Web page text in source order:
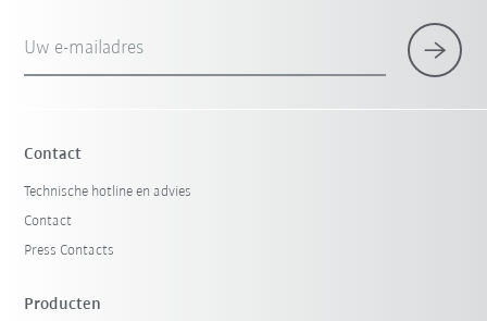
Uw e-mailadres
Contact
Technische hotline en advies
Contact
Press Contacts
Producten